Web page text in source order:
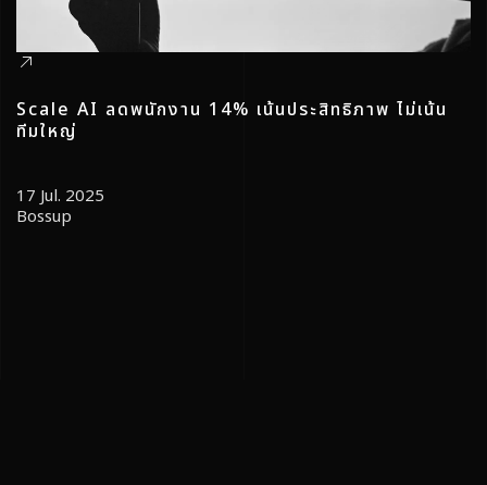
Scale AI ลดพนักงาน 14% เน้นประสิทธิภาพ ไม่เน้น
ทีมใหญ่
17 Jul. 2025
Bossup